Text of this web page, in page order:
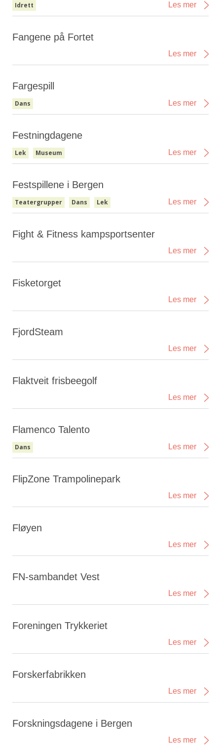
Idrett Les mer
Fangene på Fortet
Les mer
Fargespill
Dans Les mer
Festningdagene
Lek Museum Les mer
Festspillene i Bergen
Teatergrupper Dans Lek Les mer
Fight & Fitness kampsportsenter
Les mer
Fisketorget
Les mer
FjordSteam
Les mer
Flaktveit frisbeegolf
Les mer
Flamenco Talento
Dans Les mer
FlipZone Trampolinepark
Les mer
Fløyen
Les mer
FN-sambandet Vest
Les mer
Foreningen Trykkeriet
Les mer
Forskerfabrikken
Les mer
Forskningsdagene i Bergen
Les mer